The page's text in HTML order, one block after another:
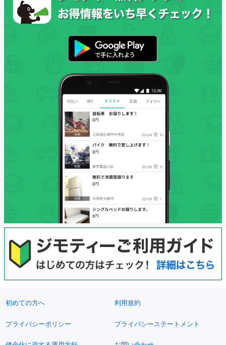
初めての方へ 利用規約
プライバシーポリシー プライバシーステートメント